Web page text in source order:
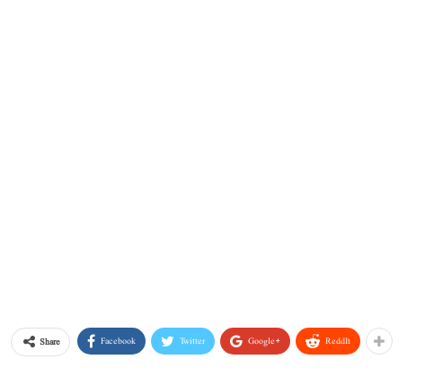
Share Facebook Twitter Google+ ReddIt